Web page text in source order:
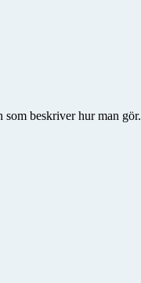
beskriver hur man gör.